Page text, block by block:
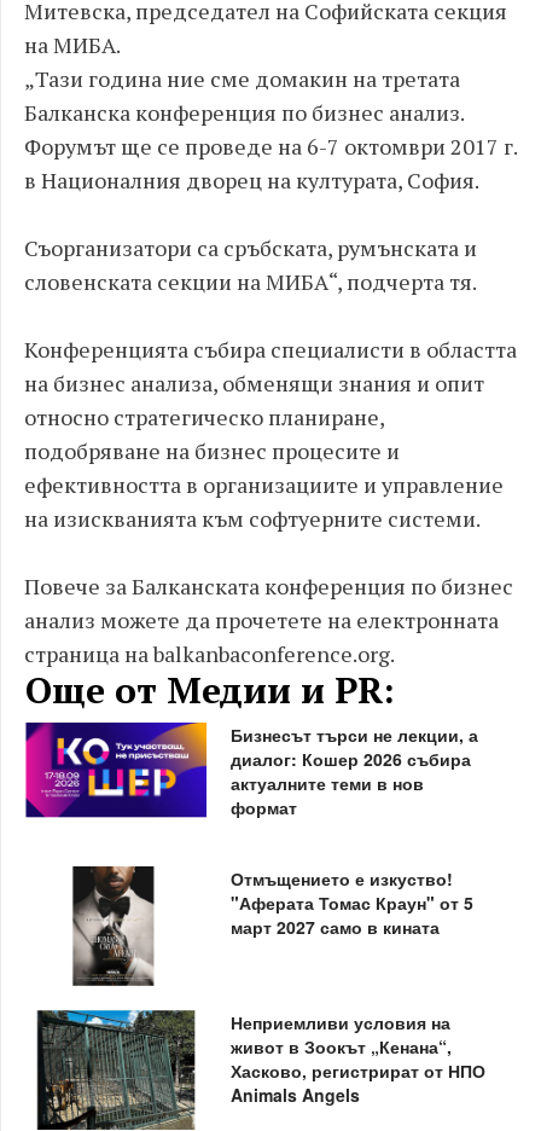
Митевска, председател на Софийската секция
на МИБА.
„Тази година ние сме домакин на третата
Балканска конференция по бизнес анализ.
Форумът ще се проведе на 6-7 октомври 2017 г.
в Националния дворец на културата, София.
Съорганизатори са сръбската, румънската и
словенската секции на МИБА“, подчерта тя.
Конференцията събира специалисти в областта
на бизнес анализа, обменящи знания и опит
относно стратегическо планиране,
подобряване на бизнес процесите и
ефективността в организациите и управление
на изискванията към софтуерните системи.
Повече за Балканската конференция по бизнес
анализ можете да прочетете на електронната
страница на balkanbaconference.org.
Още от Медии и PR:
Бизнесът търси не лекции, а
диалог: Кошер 2026 събира
актуалните теми в нов
формат
Отмъщението е изкуство!
"Аферата Томас Краун" от 5
март 2027 само в кината
Неприемливи условия на
живот в Зоокът „Кенана“,
Хасково, регистрират от НПО
Animals Angels